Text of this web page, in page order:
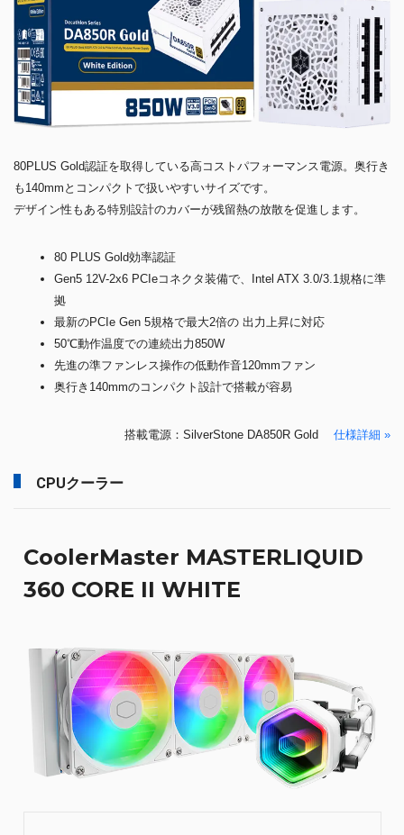
80PLUS Gold認証を取得している高コストパフォーマンス電源。奥行き
も140mmとコンパクトで扱いやすいサイズです。
デザイン性もある特別設計のカバーが残留熱の放散を促進します。
80 PLUS Gold効率認証
Gen5 12V-2x6 PCIeコネクタ装備で、Intel ATX 3.0/3.1規格に準
拠
最新のPCIe Gen 5規格で最大2倍の 出力上昇に対応
50℃動作温度での連続出力850W
先進の準ファンレス操作の低動作音120mmファン
奥行き140mmのコンパクト設計で搭載が容易
搭載電源：SilverStone DA850R Gold 仕様詳細 »
CPUクーラー
CoolerMaster MASTERLIQUID
360 CORE II WHITE